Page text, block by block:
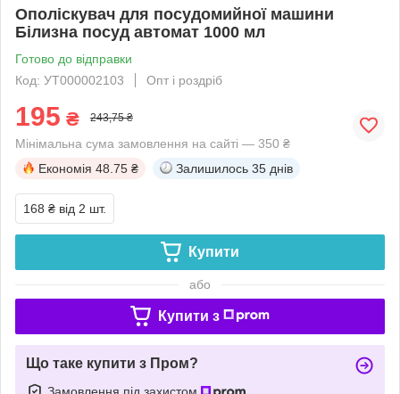
Ополіскувач для посудомийної машини
Білизна посуд автомат 1000 мл
Готово до відправки
Код: УТ000002103
Опт і роздріб
195 ₴ 243,75 ₴
Мінімальна сума замовлення на сайті — 350 ₴
Економія 48.75 ₴ Залишилось 35 днів
168 ₴ від 2 шт.
Купити
або
Купити з
Що таке купити з Пром?
Замовлення під захистом